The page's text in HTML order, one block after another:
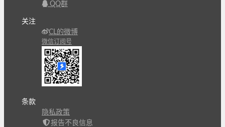
QQ群
关注
CL的微博
微信订阅号
条款
隐私政策
报告不良信息